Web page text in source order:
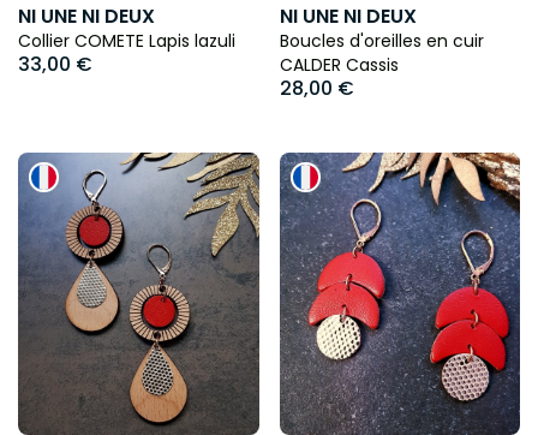
NI UNE NI DEUX
Collier COMETE Lapis lazuli
33,00 €
NI UNE NI DEUX
Boucles d'oreilles en cuir
CALDER Cassis
28,00 €